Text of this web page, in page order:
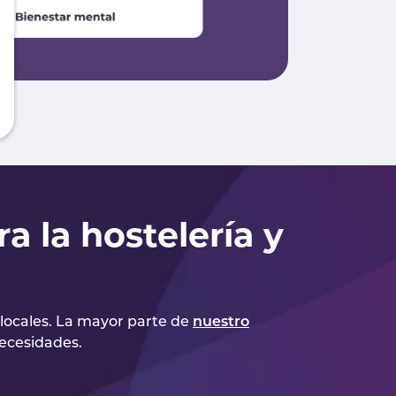
la hostelería y
La mayor parte de nuestro